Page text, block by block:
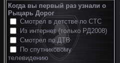
Когда вы первый раз узнали о
Рыцарь Дорог
Смотрел в детстве по СТС
Из интернет (только РД2008)
Смотрел по ДТВ
По спутниковому
телевидению